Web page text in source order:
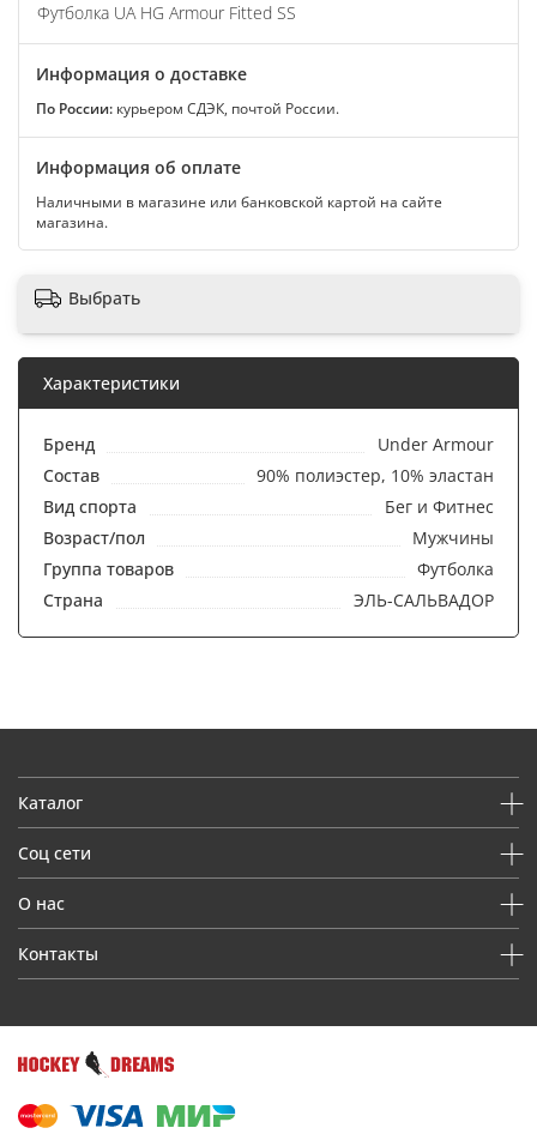
Футболка UA HG Armour Fitted SS
Информация о доставке
По России: курьером СДЭК, почтой России.
Информация об оплате
Наличными в магазине или банковской картой на сайте
магазина.
Выбрать
Характеристики
Бренд
Under Armour
Состав
90% полиэстер, 10% эластан
Вид спорта
Бег и Фитнес
Возраст/пол
Мужчины
Группа товаров
Футболка
Страна
ЭЛЬ-САЛЬВАДОР
Каталог
Соц сети
О нас
Контакты